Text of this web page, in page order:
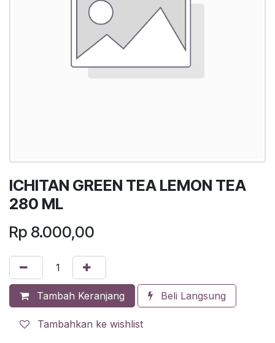
ICHITAN GREEN TEA LEMON TEA
280 ML
Rp 8.000,00
Tambah Keranjang Beli Langsung
Tambahkan ke wishlist